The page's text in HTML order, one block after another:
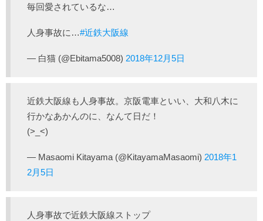
毎回愛されているな…
人身事故に…#近鉄大阪線
— 白猫 (@Ebitama5008) 2018年12月5日
近鉄大阪線も人身事故。京阪電車といい、大和八木に
行かなあかんのに、なんて日だ！
(>_<)
— Masaomi Kitayama (@KitayamaMasaomi) 2018年1
2月5日
人身事故で近鉄大阪線ストップ